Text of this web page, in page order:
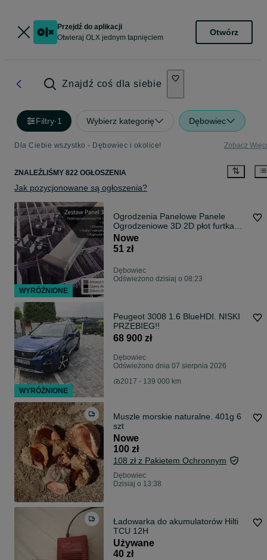
Przejdź do aplikacji
Otwieraj OLX jednym tapnięciem
Otwórz
Znajdź coś dla siebie
Filtry·1 Wybierz kategorię Dębowiec
Dla Ciebie wszystko - Dębowiec i okolice! Zobacz
ZNALEŹLIŚMY 822 OGŁOSZENIA
Jak pozycjonowane są ogłoszenia?
Ogrodzenia Panelowe Panele
Ogrodzeniowe 3D 2D płot furtka
brama płot
Nowe
51 zł
Dębowiec
Odświeżono dzisiaj o 08:23
Peugeot 3008 1.6 BlueHDI. NISKI
PRZEBIEG!!
68 900 zł
Dębowiec
Odświeżono dnia 07 sierpnia 2026
2017 - 139 000 km
Muszle morskie naturalne. 401g 6
szt
Nowe
100 zł
108 zł z Pakietem Ochronnym
Dębowiec
Dzisiaj o 13:38
Ładowarka do akumulatorów Hilti
TCU 12H
Używane
40 zł
WYRÓŻNIONE
WYRÓŻNIONE